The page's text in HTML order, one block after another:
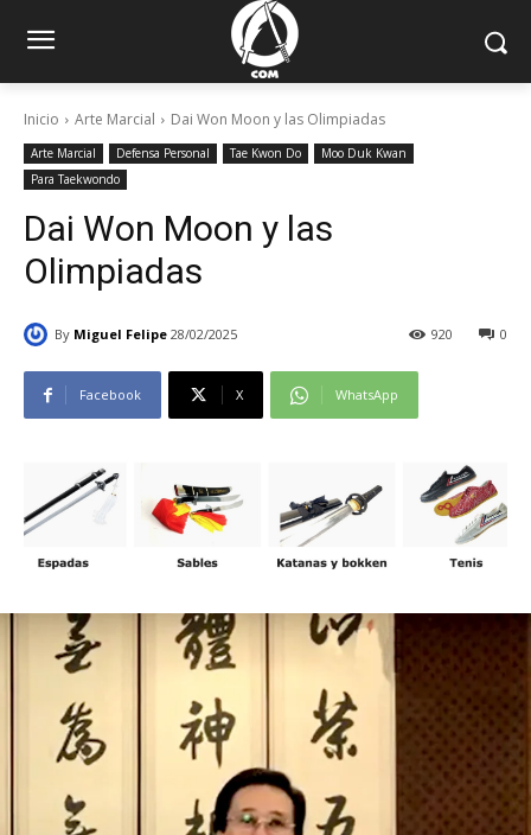
Inicio Arte Marcial Dai Won Moon y las Olimpiadas
Arte Marcial Defensa Personal Tae Kwon Do
Moo Duk Kwan
Para Taekwondo
Dai Won Moon y las
Olimpiadas
By Miguel Felipe 28/02/2025 0
920
Facebook X WhatsApp